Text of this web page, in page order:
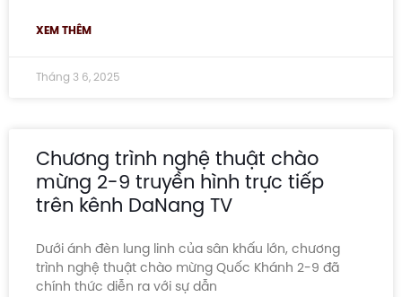
XEM THÊM
Tháng 3 6, 2025
Chương trình nghệ thuật chào
mừng 2-9 truyền hình trực tiếp
trên kênh DaNang TV
Dưới ánh đèn lung linh của sân khấu lớn, chương
trình nghệ thuật chào mừng Quốc Khánh 2-9 đã
chính thức diễn ra với sự dẫn